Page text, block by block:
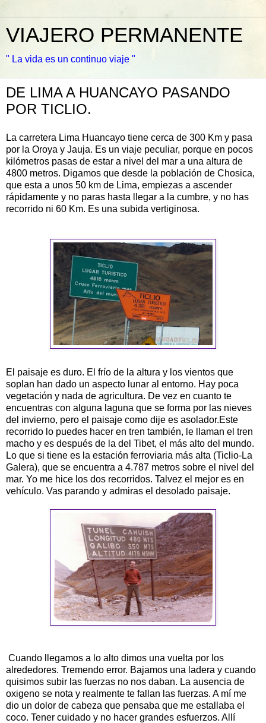
VIAJERO PERMANENTE
" La vida es un continuo viaje "
DE LIMA A HUANCAYO PASANDO
POR TICLIO.
La carretera Lima Huancayo tiene cerca de 300 Km y pasa
por la Oroya y Jauja. Es un viaje peculiar, porque en pocos
kilómetros pasas de estar a nivel del mar a una altura de
4800 metros. Digamos que desde la población de Chosica,
que esta a unos 50 km de Lima, empiezas a ascender
rápidamente y no paras hasta llegar a la cumbre, y no has
recorrido ni 60 Km. Es una subida vertiginosa.
El paisaje es duro. El frío de la altura y los vientos que
soplan han dado un aspecto lunar al entorno. Hay poca
vegetación y nada de agricultura. De vez en cuanto te
encuentras con alguna laguna que se forma por las nieves
del invierno, pero el paisaje como dije es asolador.Este
recorrido lo puedes hacer en tren también, le llaman el tren
macho y es después de la del Tibet, el más alto del mundo.
Lo que si tiene es la estación ferroviaria más alta (Ticlio-La
Galera), que se encuentra a 4.787 metros sobre el nivel del
mar. Yo me hice los dos recorridos. Talvez el mejor es en
vehículo. Vas parando y admiras el desolado paisaje.
Cuando llegamos a lo alto dimos una vuelta por los
alrededores. Tremendo error. Bajamos una ladera y cuando
quisimos subir las fuerzas no nos daban. La ausencia de
oxigeno se nota y realmente te fallan las fuerzas. A mí me
dio un dolor de cabeza que pensaba que me estallaba el
coco. Tener cuidado y no hacer grandes esfuerzos. Allí